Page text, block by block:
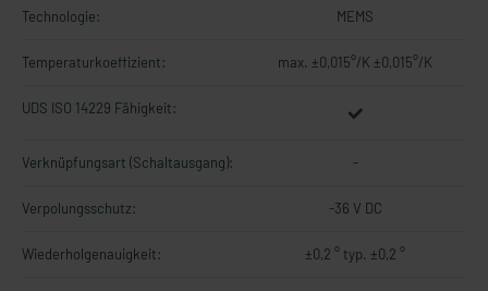
Technologie: MEMS
Temperaturkoeffizient: max. ±0,015°/K ±0,015°/K
UDS ISO 14229 Fähigkeit:
Verknüpfungsart (Schaltausgang): -
Verpolungsschutz: -36 V DC
Wiederholgenauigkeit: ±0,2 ° typ. ±0,2 °